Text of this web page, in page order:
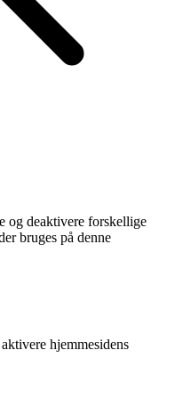
deaktivere forskellige
bruges på denne
hjemmesidens